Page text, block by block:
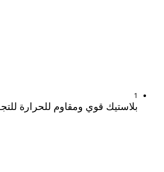
1
بلاستيك قوي ومقاوم للحرارة